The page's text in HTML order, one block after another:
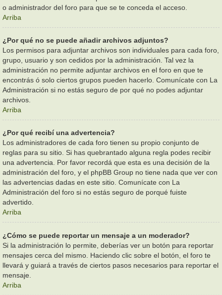
o administrador del foro para que se te conceda el acceso.
Arriba
¿Por qué no se puede añadir archivos adjuntos?
Los permisos para adjuntar archivos son individuales para cada foro,
grupo, usuario y son cedidos por la administración. Tal vez la
administración no permite adjuntar archivos en el foro en que te
encontrás ó solo ciertos grupos pueden hacerlo. Comunícate con La
Administración si no estás seguro de por qué no podes adjuntar
archivos.
Arriba
¿Por qué recibí una advertencia?
Los administradores de cada foro tienen su propio conjunto de
reglas para su sitio. Si has quebrantado alguna regla podes recibir
una advertencia. Por favor recordá que esta es una decisión de la
administración del foro, y el phpBB Group no tiene nada que ver con
las advertencias dadas en este sitio. Comunícate con La
Administración del foro si no estás seguro de porqué fuiste
advertido.
Arriba
¿Cómo se puede reportar un mensaje a un moderador?
Si la administración lo permite, deberías ver un botón para reportar
mensajes cerca del mismo. Haciendo clic sobre el botón, el foro te
llevará y guiará a través de ciertos pasos necesarios para reportar el
mensaje.
Arriba